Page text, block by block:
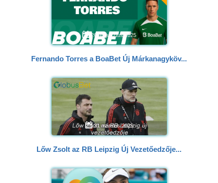
26 augusztus 2025
Fernando Torres a BoaBet Új Márkanagyköv...
31 március 2025
Lőw Zsolt az RB Leipzig Új Vezetőedzője...